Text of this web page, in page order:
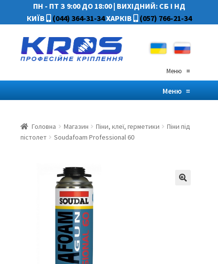
ПН - ПТ З 9:00 ДО 18:00| ВИХІДНИЙ: СБ І НД
КИЇВ
(044) 364-31-34ХАРКІВ (057) 766-21-34
Меню≡
Меню≡
Головна Магазин Піни, клеї, герметики
Піни під
пістолет
Soudafoam Professional 60